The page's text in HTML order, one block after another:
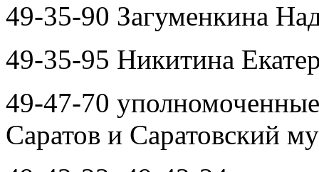
49-35-90 Загуменкина
49-35-95 Никитина
49-47-70
Саратов и Саратовский